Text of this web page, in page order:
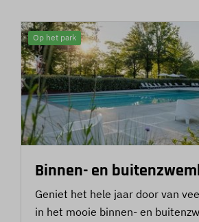
Op het park
Binnen- en
Geniet het hele jaar door van
in het mooie binnen- en